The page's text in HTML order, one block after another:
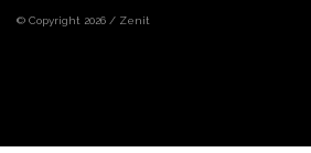
© Copyright 2026 / Zenit